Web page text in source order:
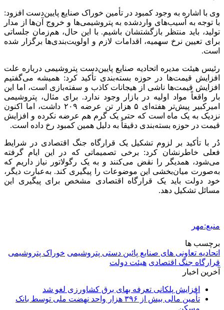
وی با اشاره به وجود کمبود در تأمین خوراک صنایع پایین‌دست افزود:
با توجه به آسیب‌های واردشده به پتروشیمی‌ها و خروج آن‌ها از مدار
تولید، باید منتظر بازگشتشان باشیم. با این حال، هم‌زمان جلساتی
برای تعیین نرخ سهمیه، اقدامات لازم و اولویت‌بندی‌ها برگزار شده
است.
رئیس هیئت مدیره اتحادیه صنایع پایین‌دست پتروشیمی درباره علت
افزایش قیمت‌ها در حوزه بسته‌بندی تأکید کرد: همیشه می‌گفتیم
افزایش قیمت‌ها ناشی از هیجانات کاذب و سفته‌بازی است، اما این
بار واقعاً مواد اولیه در بازار وجود ندارد. برای مثال، پتروشیمی
امیرکبیر پیش‌تر هفته‌ای ۵ هزار تن عرضه ۲۰۹ داشت، اما اکنون
نزدیک به یک ماه است که حتی یک گرم هم عرضه نکرده و افزایش
قیمت در حوزه بسته‌بندی دقیقاً به دلیل همین کمبود رخ داده است.
دُر با تأکید بر لزوم تشکیل یک قرارگاه جنگ اقتصادی در شرایط
فعلی خاطرنشان کرد: برخی تصمیماتی که در این ایام گرفته
می‌شود، همدیگر را نقض می‌کنند و به یک رگولاتور نیاز داریم که
به‌صورت میان‌بخشی این موضوعات را پیگیری کند. به‌عبارت دیگر،
خود دولت باید یک قرارگاه اقتصادی مشخص برای پیگیری این
مسائل تشکیل دهد.
منبع:مهر
برچسب ها
اتحادیه تعاونی های صنایع پائین دستی پتروشیمی خوراک پتروشیمی
قرارگاه جنگ اقتصادی هیئت دولت
آخرین اخبار
افزایش پلکانی تعرفه بهای برق کشاورزی لغو شد
تأمین مالی بیش از ۳۹۶ هزار واحد نهضت ملی توسط بانک
مسکن